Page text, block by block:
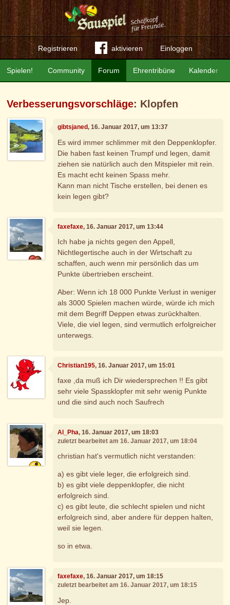
Registrieren aktivieren Einloggen
Community Forum Ehrentribüne Kalender
Spielen!
Verbesserungsvorschläge: Klopfen
gibtsjaned, 16. Januar 2017, um 13:37
Es wird immer schlimmer mit den Deppenklopfer.
Die haben fast keinen Trumpf und legen, damit
ziehen sie natürlich auch den Mitspieler mit rein.
Es macht echt keinen Spass mehr.
Kann man nicht Tische erstellen, bei denen es
kein legen gibt?
faxefaxe, 16. Januar 2017, um 13:44
Ich habe ja nichts gegen den Appell,
Nichtlegertische auch in der Wirtschaft zu
schaffen, auch wenn mir persönlich das um
Punkte übertrieben erscheint.
Aber: Wenn ich 18 000 Punkte Verlust in weniger
als 3000 Spielen machen würde, würde ich mich
mit dem Begriff Deppen etwas zurückhalten.
Viele, die viel legen, sind vermutlich erfolgreicher
unterwegs.
Christian195, 16. Januar 2017, um 15:01
faxe ,da muß ich Dir wiedersprechen !! Es gibt
sehr viele Spassklopfer mit sehr wenig Punkte
und die sind auch noch Saufrech
Al_Pha, 16. Januar 2017, um 18:03
zuletzt bearbeitet am 16. Januar 2017, um 18:04
christian hat's vermutlich nicht verstanden:
a) es gibt viele leger, die erfolgreich sind.
b) es gibt viele deppenklopfer, die nicht
erfolgreich sind.
c) es gibt leute, die schlecht spielen und nicht
erfolgreich sind, aber andere für deppen halten,
weil sie legen.
so in etwa.
faxefaxe, 16. Januar 2017, um 18:15
zuletzt bearbeitet am 16. Januar 2017, um 18:15
Jep.